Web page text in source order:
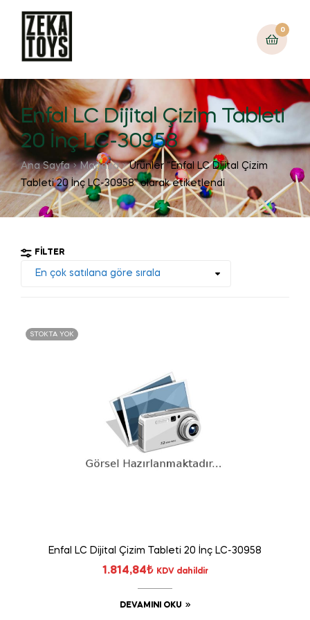
0
Enfal LC Dijital Çizim Tableti
20 İnç LC-30958
Ana Sayfa Mağaza
Ürünler “Enfal LC Dijital Çizim
Tableti 20 İnç LC-30958” olarak etiketlendi
FILTER
STOKTA YOK
Enfal LC Dijital Çizim Tableti 20 İnç LC-30958
1.814,84₺ KDV dahildir
DEVAMINI OKU